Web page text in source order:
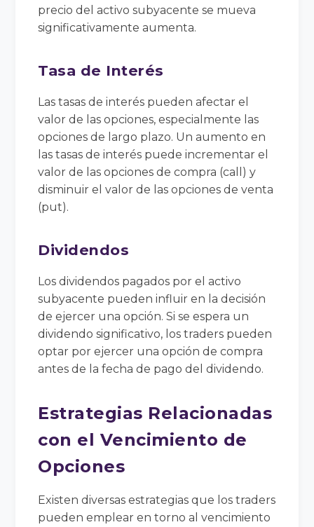
precio del activo subyacente se mueva
significativamente aumenta.
Tasa de Interés
Las tasas de interés pueden afectar el
valor de las opciones, especialmente las
opciones de largo plazo. Un aumento en
las tasas de interés puede incrementar el
valor de las opciones de compra (call) y
disminuir el valor de las opciones de venta
(put).
Dividendos
Los dividendos pagados por el activo
subyacente pueden influir en la decisión
de ejercer una opción. Si se espera un
dividendo significativo, los traders pueden
optar por ejercer una opción de compra
antes de la fecha de pago del dividendo.
Estrategias Relacionadas
con el Vencimiento de
Opciones
Existen diversas estrategias que los traders
pueden emplear en torno al vencimiento